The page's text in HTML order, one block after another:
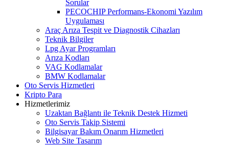
Sorular
PECOCHIP Performans-Ekonomi Yazılım
Uygulaması
Araç Arıza Tespit ve Diagnostik Cihazları
Teknik Bilgiler
Lpg Ayar Programları
Arıza Kodları
VAG Kodlamalar
BMW Kodlamalar
Oto Servis Hizmetleri
Kripto Para
Hizmetlerimiz
Uzaktan Bağlantı ile Teknik Destek Hizmeti
Oto Servis Takip Sistemi
Bilgisayar Bakım Onarım Hizmetleri
Web Site Tasarım